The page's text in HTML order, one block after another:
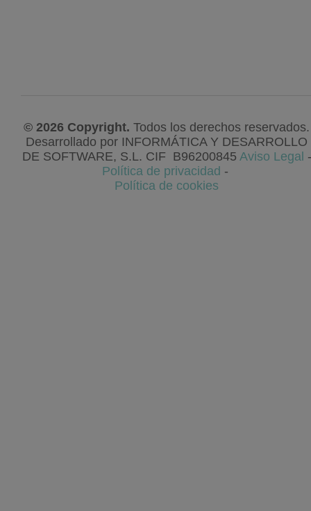
© 2026 Copyright. Todos los derechos reservados.
Desarrollado por INFORMÁTICA Y DESARROLLO
DE SOFTWARE, S.L. CIF B96200845 Aviso Legal -
Política de privacidad -
Política de cookies